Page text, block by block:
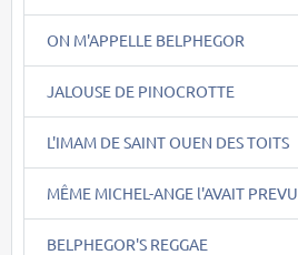
ON M'APPELLE BELPHEGOR
JALOUSE DE PINOCROTTE
L'IMAM DE SAINT OUEN DES TOITS
MÊME MICHEL-ANGE l'AVAIT PREVU
BELPHEGOR'S REGGAE